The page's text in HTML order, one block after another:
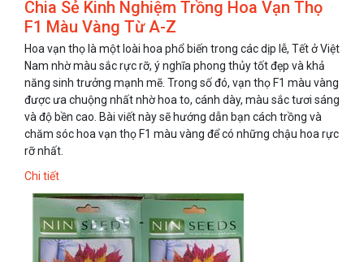
Chia Sẻ Kinh Nghiệm Trồng Hoa Vạn Thọ
F1 Màu Vàng Từ A-Z
Hoa vạn thọ là một loài hoa phổ biến trong các dịp lễ, Tết ở Việt
Nam nhờ màu sắc rực rỡ, ý nghĩa phong thủy tốt đẹp và khả
năng sinh trưởng mạnh mẽ. Trong số đó, vạn thọ F1 màu vàng
được ưa chuộng nhất nhờ hoa to, cánh dày, màu sắc tươi sáng
và độ bền cao. Bài viết này sẽ hướng dẫn bạn cách trồng và
chăm sóc hoa vạn thọ F1 màu vàng để có những chậu hoa rực
rỡ nhất.
Chi tiết